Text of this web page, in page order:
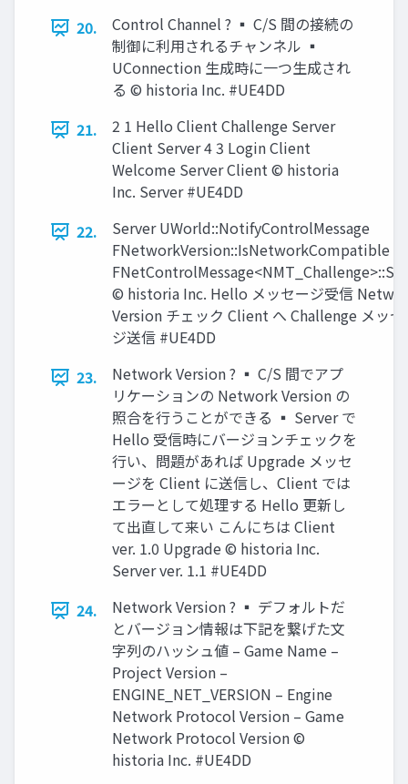
20.
Control Channel ? ▪ C/S 間の接続の
制御に利用されるチャンネル ▪
UConnection 生成時に一つ生成され
る © historia Inc. #UE4DD
21.
2 1 Hello Client Challenge Server
Client Server 4 3 Login Client
Welcome Server Client © historia
Inc. Server #UE4DD
22.
Server UWorld::NotifyControlMessage
FNetworkVersion::IsNetworkCompatible
© historia Inc. Hello メッセージ受信
Version チェック Client へ Challenge メッ
ジ送信 #UE4DD
23.
Network Version ? ▪ C/S 間でアプ
リケーションの Network Version の
照合を行うことができる ▪ Server で
Hello 受信時にバージョンチェックを
行い、問題があれば Upgrade メッセ
ージを Client に送信し、Client では
エラーとして処理する Hello 更新し
て出直して来い こんにちは Client
ver. 1.0 Upgrade © historia Inc.
Server ver. 1.1 #UE4DD
24.
Network Version ? ▪ デフォルトだ
とバージョン情報は下記を繋げた文
字列のハッシュ値 – Game Name –
Project Version –
ENGINE_NET_VERSION – Engine
Network Protocol Version – Game
Network Protocol Version ©
historia Inc. #UE4DD